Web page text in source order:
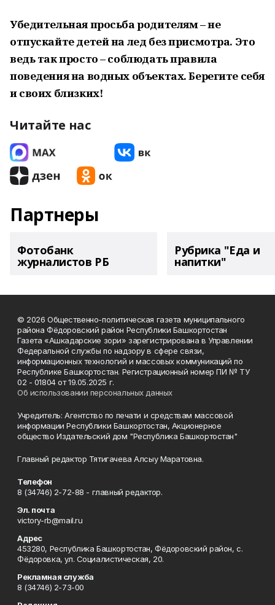
Убедительная просьба родителям – не
отпускайте детей на лед без присмотра. Это
ведь так просто – соблюдать правила
поведения на водных объектах. Берегите себя
и своих близких!
Читайте нас
Партнеры
Фотобанк
журналистов РБ
Рубрика "Еда и
напитки"
© 2026 Общественно-политическая газета муниципального
района Фёдоровский район Республики Башкортостан
Газета «Ашкадарские зори» зарегистрирована в Управлении
Федеральной службы по надзору в сфере связи,
информационных технологий и массовых коммуникаций по
Республике Башкортостан. Регистрационный номер ПИ № ТУ
02 - 01804 от 19.05.2025 г.
Об использовании персональных данных
Учредитель: Агентство по печати и средствам массовой
информации Республики Башкортостан, Акционерное
общество Издательский дом "Республика Башкортостан"
Главный редактор Тятигачева Алсыу Маратовна.
Телефон
8 (34746) 2-72-88 - главный редактор.
Эл. почта
victory-rb@mail.ru
Адрес
453280, Республика Башкортостан, Фёдоровский район, с.
Фёдоровка, ул. Социалистическая, 20.
Рекламная служба
8 (34746) 2-73-00